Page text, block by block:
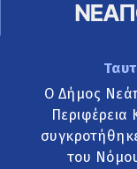
Ο Δήμος
Περιφέρεια
του